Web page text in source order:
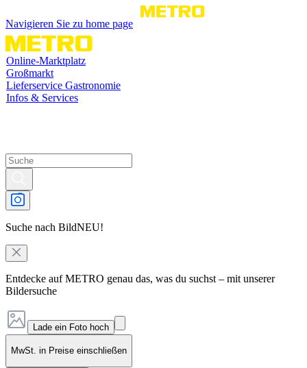
Navigieren Sie zu home page
Online-Marktplatz
Großmarkt
Lieferservice Gastronomie
Infos & Services
Suche nach BildNEU!
Entdecke auf METRO genau das, was du suchst – mit unserer
Bildersuche
Lade ein Foto hoch
MwSt. in Preise einschließen